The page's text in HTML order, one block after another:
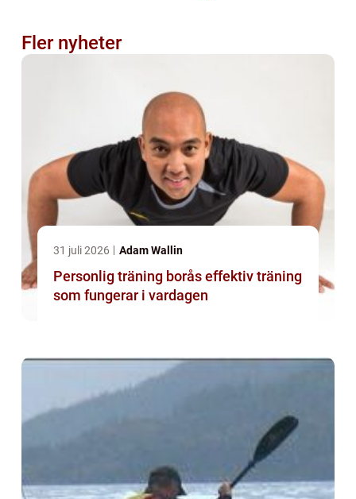
Fler nyheter
31 juli 2026 Adam Wallin
Personlig träning borås effektiv träning
som fungerar i vardagen